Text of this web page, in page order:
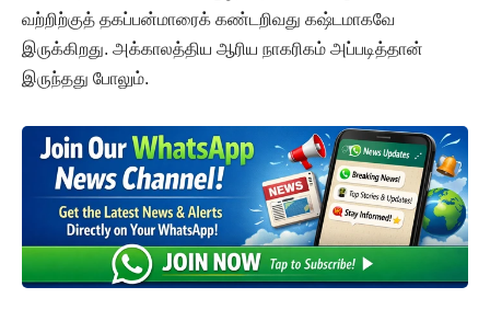
வற்றிற்குத் தகப்பன்மாரைக் கண்டறிவது கஷ்டமாகவே
இருக்கிறது. அக்காலத்திய ஆரிய நாகரிகம் அப்படித்தான்
இருந்தது போலும்.